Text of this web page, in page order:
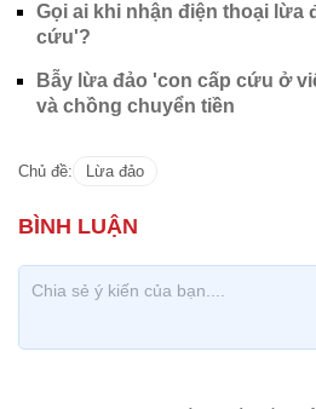
Gọi ai khi nhận điện thoại lừa
cứu'?
Bẫy lừa đảo 'con cấp cứu ở
và chồng chuyển tiền
Chủ đề: Lừa đảo